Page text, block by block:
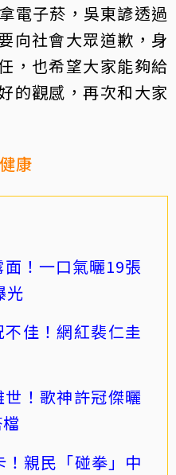
電子菸，吳東諺透過
向社會大眾道歉，身
，也希望大家能夠給
的觀感，再次和大家
康
！一口氣曬19張
光
佳！網紅裴仁圭
！歌神許冠傑曬
親民「碰拳」中